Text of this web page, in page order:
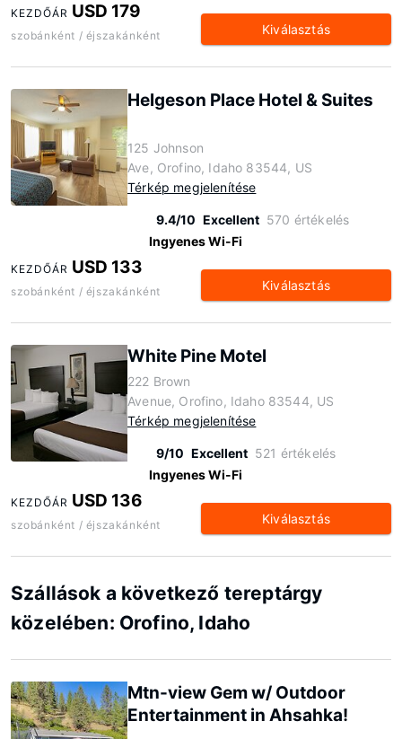
KEZDŐÁR USD 179
szobánként / éjszakánként Kiválasztás
Helgeson Place Hotel & Suites
125 Johnson
Ave, Orofino, Idaho 83544, US
Térkép megjelenítése
9.4/10 Excellent 570 értékelés
Ingyenes Wi-Fi
KEZDŐÁR USD 133
szobánként / éjszakánként Kiválasztás
White Pine Motel
222 Brown
Avenue, Orofino, Idaho 83544, US
Térkép megjelenítése
9/10 Excellent 521 értékelés
Ingyenes Wi-Fi
KEZDŐÁR USD 136
szobánként / éjszakánként Kiválasztás
Szállások a következő tereptárgy
közelében: Orofino, Idaho
Mtn-view Gem w/ Outdoor
Entertainment in Ahsahka!